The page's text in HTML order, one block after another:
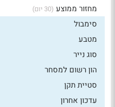
מחזור ממוצע (30 יום)
סימבול
מטבע
סוג נייר
הון רשום למסחר
סטיית תקן
עדכון אחרון